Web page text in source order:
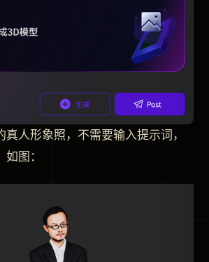
人形象照，不需要输入提示词，
图：